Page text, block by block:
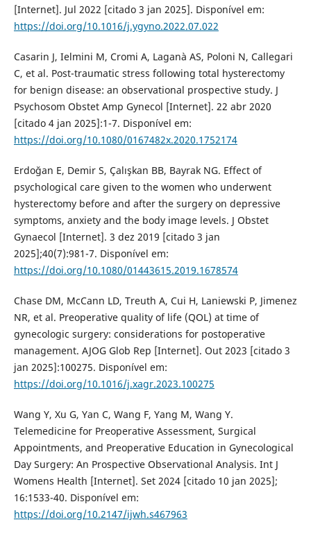
[Internet]. Jul 2022 [citado 3 jan 2025]. Disponível em:
https://doi.org/10.1016/j.ygyno.2022.07.022
Casarin J, Ielmini M, Cromi A, Laganà AS, Poloni N, Callegari
C, et al. Post-traumatic stress following total hysterectomy
for benign disease: an observational prospective study. J
Psychosom Obstet Amp Gynecol [Internet]. 22 abr 2020
[citado 4 jan 2025]:1-7. Disponível em:
https://doi.org/10.1080/0167482x.2020.1752174
Erdoğan E, Demir S, Çalışkan BB, Bayrak NG. Effect of
psychological care given to the women who underwent
hysterectomy before and after the surgery on depressive
symptoms, anxiety and the body image levels. J Obstet
Gynaecol [Internet]. 3 dez 2019 [citado 3 jan
2025];40(7):981-7. Disponível em:
https://doi.org/10.1080/01443615.2019.1678574
Chase DM, McCann LD, Treuth A, Cui H, Laniewski P, Jimenez
NR, et al. Preoperative quality of life (QOL) at time of
gynecologic surgery: considerations for postoperative
management. AJOG Glob Rep [Internet]. Out 2023 [citado 3
jan 2025]:100275. Disponível em:
https://doi.org/10.1016/j.xagr.2023.100275
Wang Y, Xu G, Yan C, Wang F, Yang M, Wang Y.
Telemedicine for Preoperative Assessment, Surgical
Appointments, and Preoperative Education in Gynecological
Day Surgery: An Prospective Observational Analysis. Int J
Womens Health [Internet]. Set 2024 [citado 10 jan 2025];
16:1533-40. Disponível em:
https://doi.org/10.2147/ijwh.s467963